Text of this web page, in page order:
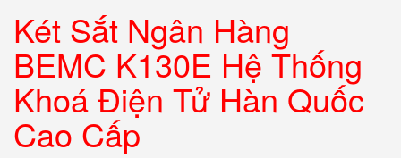
Két Sắt Ngân Hàng
BEMC K130E Hệ Thống
Khoá Điện Tử Hàn Quốc
Cao Cấp